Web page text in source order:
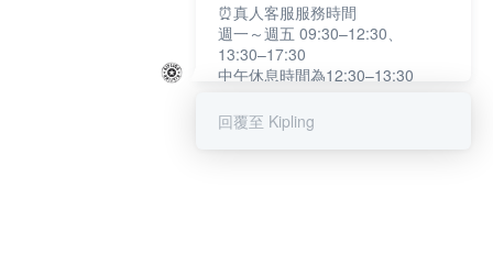
⏰真人客服服務時間
週一～週五 09:30–12:30、
13:30–17:30
中午休息時間為12:30–13:30
提醒您：系統會自動已讀訊息，如
回覆至 Kipling